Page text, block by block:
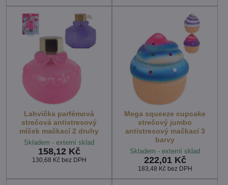
Lahvička parfémová
strečová antistresový
míček mačkací 2 druhy
Skladem - externí sklad
158,12 Kč
130,68 Kč bez DPH
Mega squeeze cupcake
strečový jumbo
antistresový mačkací 3
barvy
Skladem - externí sklad
222,01 Kč
183,48 Kč bez DPH